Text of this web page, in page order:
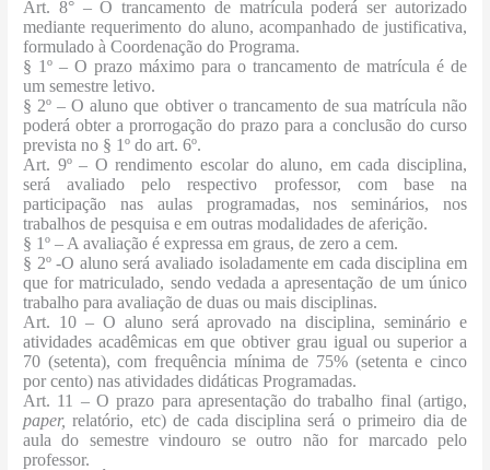
Art. 8° – O trancamento de matrícula poderá ser autorizado
mediante requerimento do aluno, acompanhado de justificativa,
formulado à Coordenação do Programa.
§ 1º– O prazo máximo para o trancamento de matrícula é de
um semestre letivo.
§ 2º– O aluno que obtiver o trancamento de sua matrícula não
poderá obter a prorrogação do prazo para a conclusão do curso
prevista no § 1º do art. 6º.
Art. 9º – O rendimento escolar do aluno, em cada disciplina,
será avaliado pelo respectivo professor, com base na
participação nas aulas programadas, nos seminários, nos
trabalhos de pesquisa e em outras modalidades de aferição.
§ 1º– A avaliação é expressa em graus, de zero a cem.
§ 2º -O aluno será avaliado isoladamente em cada disciplina em
que for matriculado, sendo vedada a apresentação de um único
trabalho para avaliação de duas ou mais disciplinas.
Art. 10 – O aluno será aprovado na disciplina, seminário e
atividades acadêmicas em que obtiver grau igual ou superior a
70 (setenta), com frequência mínima de 75% (setenta e cinco
por cento) nas atividades didáticas Programadas.
Art. 11 – O prazo para apresentação do trabalho final (artigo,
paper, relatório, etc) de cada disciplina será o primeiro dia de
aula do semestre vindouro se outro não for marcado pelo
professor.